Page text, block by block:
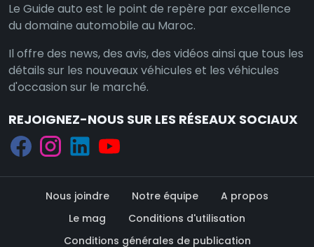
Le Guide auto est le point de repère par excellence
du domaine automobile au Maroc.
Il offre des news, des avis, des vidéos ainsi que tous les
détails sur les nouveaux véhicules et les véhicules
d'occasion sur le marché.
REJOIGNEZ-NOUS SUR LES RÉSEAUX SOCIAUX
Nous joindre Notre équipe
A propos
Le mag
Conditions d'utilisation
Conditions générales de publication